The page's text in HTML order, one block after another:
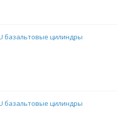
базальтовые цилиндры
базальтовые цилиндры